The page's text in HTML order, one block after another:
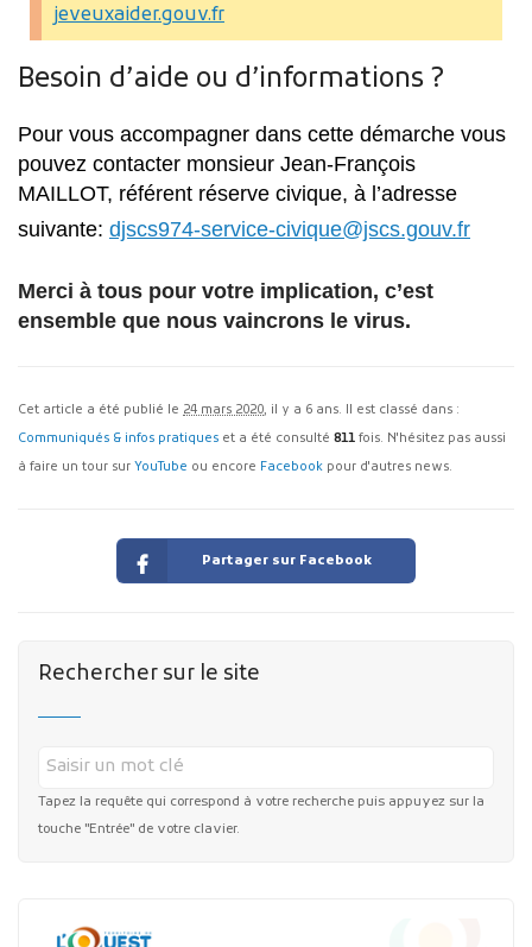
jeveuxaider.gouv.fr
Besoin d’aide ou d’informations ?
Pour vous accompagner dans cette démarche vous
pouvez contacter monsieur Jean-François
MAILLOT, référent réserve civique, à l’adresse
suivante: djscs974-service-civique@jscs.gouv.fr
Merci à tous pour votre implication, c’est
ensemble que nous vaincrons le virus.
Cet article a été publié le 24 mars 2020, il y a 6 ans. Il est classé dans :
Communiqués & infos pratiques et a été consulté 811 fois. N'hésitez pas aussi
à faire un tour sur YouTube ou encore Facebook pour d'autres news.
Partager sur Facebook
Rechercher sur le site
Tapez la requête qui correspond à votre recherche puis appuyez sur la
touche "Entrée" de votre clavier.